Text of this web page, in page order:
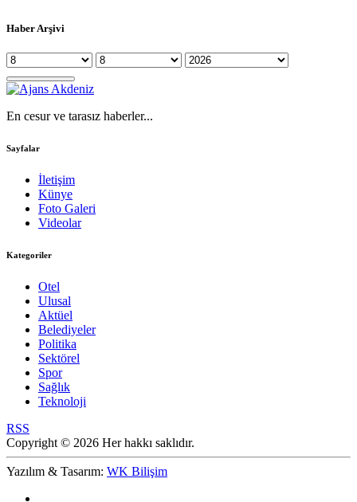
Haber Arşivi
En cesur ve tarasız haberler...
Sayfalar
İletişim
Künye
Foto Galeri
Videolar
Kategoriler
Otel
Ulusal
Aktüel
Belediyeler
Politika
Sektörel
Spor
Sağlık
Teknoloji
RSS
Copyright © 2026 Her hakkı saklıdır.
Yazılım & Tasarım: WK Bilişim